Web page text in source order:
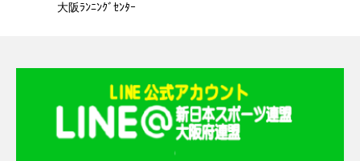
大阪ﾗﾝﾆﾝｸﾞｾﾝﾀｰ